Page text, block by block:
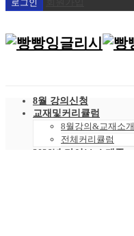
8월 강의신청
교재및커리큘럼
8월강의&교재소개
전체커리큘럼
2026년 라이브 스케줄